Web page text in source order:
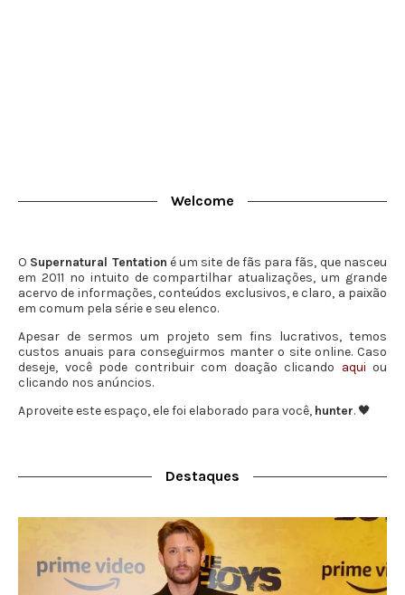
Welcome
O Supernatural Tentation é um site de fãs para fãs, que nasceu
em 2011 no intuito de compartilhar atualizações, um grande
acervo de informações, conteúdos exclusivos, e claro, a paixão
em comum pela série e seu elenco.
Apesar de sermos um projeto sem fins lucrativos, temos
custos anuais para conseguirmos manter o site online. Caso
deseje, você pode contribuir com doação clicando aqui ou
clicando nos anúncios.
Aproveite este espaço, ele foi elaborado para você, hunter. 🖤
Destaques